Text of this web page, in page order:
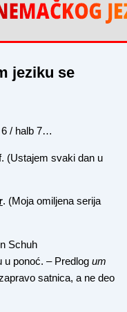
jeziku se
/ halb 7…
(Ustajem svaki dan u
. (Moja omiljena serija
Schuh
u ponoć. – Predlog um
satnica, a ne deo